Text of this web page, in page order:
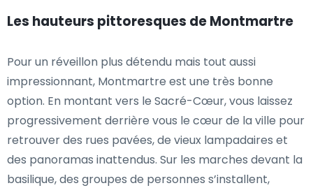
Les hauteurs pittoresques de Montmartre
Pour un réveillon plus détendu mais tout aussi
impressionnant, Montmartre est une très bonne
option. En montant vers le Sacré-Cœur, vous laissez
progressivement derrière vous le cœur de la ville pour
retrouver des rues pavées, de vieux lampadaires et
des panoramas inattendus. Sur les marches devant la
basilique, des groupes de personnes s’installent,